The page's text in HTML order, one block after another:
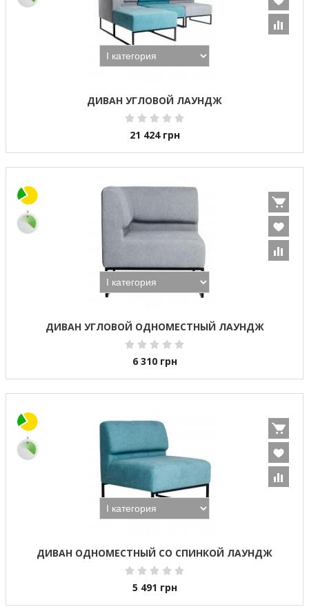
ДИВАН УГЛОВОЙ ЛАУНДЖ
21 424 грн
ДИВАН УГЛОВОЙ ОДНОМЕСТНЫЙ ЛАУНДЖ
6 310 грн
ДИВАН ОДНОМЕСТНЫЙ СО СПИНКОЙ ЛАУНДЖ
5 491 грн